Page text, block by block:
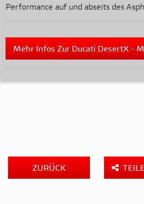
Performance auf und abseits des
Mehr Infos Zur Ducati DesertX -
ZURÜCK